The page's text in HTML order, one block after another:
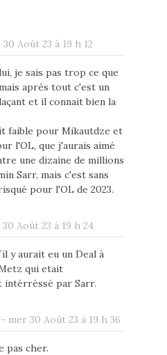
Août 23 à 19 h 12
je sais pas trop ce que
après tout c'est un
et il connait bien la
faible pour Mikautdze et
l'OL, que j'aurais aimé
une dizaine de millions
Sarr, mais c'est sans
pour l'OL de 2023.
Août 23 à 19 h 24
y aurait eu un Deal à
qui etait
intérréssé par Sarr.
- mer 30 Août 23 à 19 h 36
pas cher.